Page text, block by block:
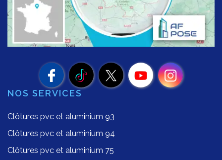
NOS SERVICES
Clôtures pvc et aluminium 93
Clôtures pvc et aluminium 94
Clôtures pvc et aluminium 75